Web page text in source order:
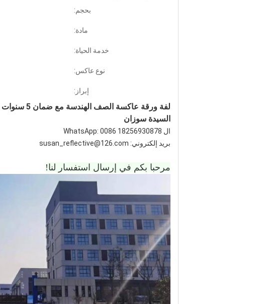
بحجم:
مادة:
خدمة الحياة:
نوع عاكس:
إبراز:
لفة ورقة عاكسة الصف الهندسة مع ضمان 5 سنوات
السيدة سوزان
ال WhatsApp: 0086 18256930878
بريد إلكتروني: susan_reflective@126.com
مرحبا بكم في إرسال استفسار لنا!